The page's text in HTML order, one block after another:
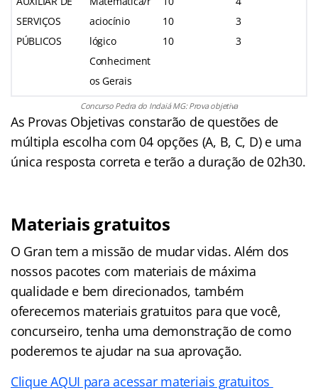
SERVIÇOS
PÚBLICOS
aciocínio
lógico
Conheciment
os Gerais
10
10
3
3
Concurso Pedra do Indaiá MG: Prova objetiva
As Provas Objetivas constarão de questões de
múltipla escolha com 04 opções (A, B, C, D) e uma
única resposta correta e terão a duração de 02h30.
Materiais gratuitos
O Gran tem a missão de mudar vidas. Além dos
nossos pacotes com materiais de máxima
qualidade e bem direcionados, também
oferecemos materiais gratuitos para que você,
concurseiro, tenha uma demonstração de como
poderemos te ajudar na sua aprovação.
Clique AQUI para acessar materiais gratuitos